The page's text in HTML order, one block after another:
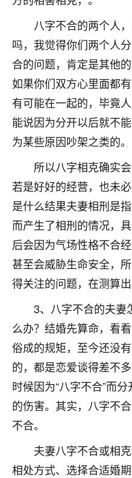
八字不合的两个人
吗，我觉得你们两个人
合的问题，肯定是其他
如果你们双方心里面都
有可能在一起的，毕竟
能说因为分开以后就不
为某些原因吵架之类的。
所以八字相克确实
若是好好的经营，也未
是什么结果夫妻相刑是
而产生了相刑的情况，
后会因为气场性格不合
甚至会威胁生命安全，
得关注的问题，在测算出
3、八字不合的夫妻
么办？结婚先算命，看
俗成的规矩，至今还没
的，都是恋爱谈得差不
时候因为“八字不合”而
的伤害。其实，八字不
不合。
夫妻八字不合或相
相处方式、选择合适婚
鹿森：是的，其实
触，首先就是心态
不由人！
1天前 来自四川
金白水清
我也想找老师看看，
鹿森：慧来老师微
1天前 来自江西
青春168
我也想要，我也想要
2天前 来自山西
Jessica李
老师做不做超度法事
刚去世了。
七零老顽童：我母
做梦梦见她，后来
师，安排了超度法
了，一开始是半信
超度，现在看来，
2天前 来自云南
优秀的张同学
老师收徒吗？？我对
2天前 来自山西